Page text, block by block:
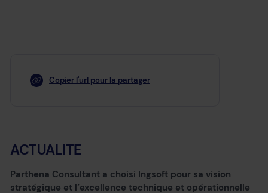
Copier l'url pour la partager
ACTUALITE
Parthena Consultant a choisi Ingsoft pour sa vision
stratégique et l’excellence technique et opérationnelle